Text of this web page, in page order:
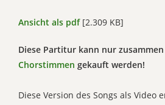
Ansicht als pdf[2.309 KB]
Diese Partitur kann nur
Chorstimmen gekauft werden!
Diese Version des Songs als Video